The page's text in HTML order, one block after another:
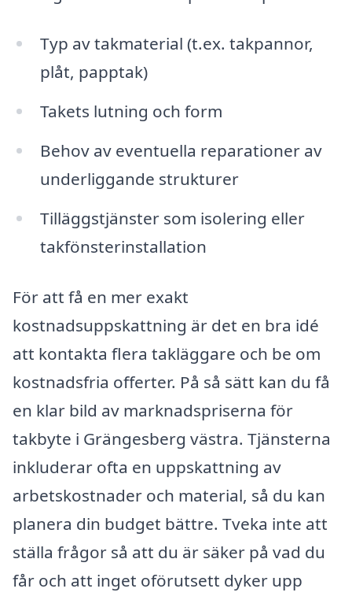
Typ av takmaterial (t.ex. takpannor,
plåt, papptak)
Takets lutning och form
Behov av eventuella reparationer av
underliggande strukturer
Tilläggstjänster som isolering eller
takfönsterinstallation
För att få en mer exakt
kostnadsuppskattning är det en bra idé
att kontakta flera takläggare och be om
kostnadsfria offerter. På så sätt kan du få
en klar bild av marknadspriserna för
takbyte i Grängesberg västra. Tjänsterna
inkluderar ofta en uppskattning av
arbetskostnader och material, så du kan
planera din budget bättre. Tveka inte att
ställa frågor så att du är säker på vad du
får och att inget oförutsett dyker upp